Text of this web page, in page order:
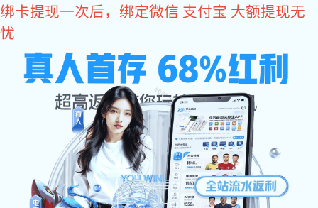
东升国际
欢迎访问东升国际设备(北京)有限公司官方网站
网站东升国际 东升国际:
关于东升国际
东升国际 中心